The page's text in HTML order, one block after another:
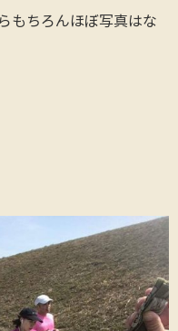
もちろんほぼ写真はな